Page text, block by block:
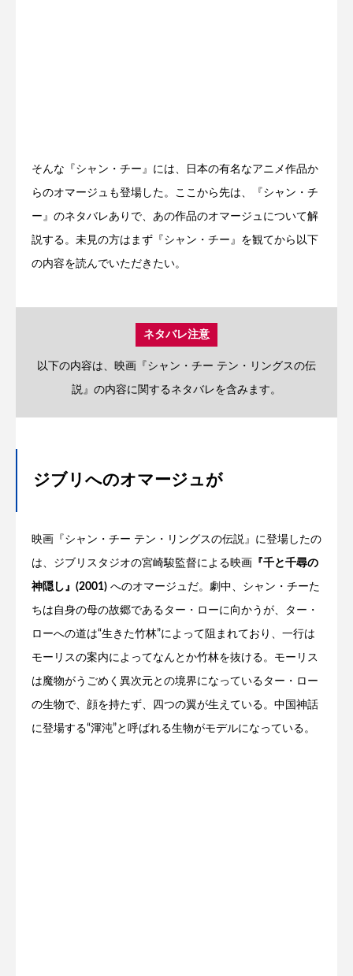
そんな『シャン・チー』には、日本の有名なアニメ作品か
らのオマージュも登場した。ここから先は、『シャン・チ
ー』のネタバレありで、あの作品のオマージュについて解
説する。未見の方はまず『シャン・チー』を観てから以下
の内容を読んでいただきたい。
ネタバレ注意
以下の内容は、映画『シャン・チー テン・リングスの伝
説』の内容に関するネタバレを含みます。
ジブリへのオマージュが
映画『シャン・チー テン・リングスの伝説』に登場したの
は、ジブリスタジオの宮崎駿監督による映画 『千と千尋の
神隠し』(2001) へのオマージュだ。劇中、シャン・チーた
ちは自身の母の故郷であるター・ローに向かうが、ター・
ローへの道は“生きた竹林”によって阻まれており、一行は
モーリスの案内によってなんとか竹林を抜ける。モーリス
は魔物がうごめく異次元との境界になっているター・ロー
の生物で、顔を持たず、四つの翼が生えている。中国神話
に登場する“渾沌”と呼ばれる生物がモデルになっている。